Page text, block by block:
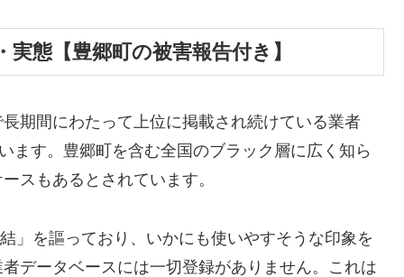
態【豊郷町の被害報告付き】
期間にわたって上位に掲載され続けている業者
ます。豊郷町を含む全国のブラック層に広く知ら
スもあるとされています。
」を謳っており、いかにも使いやすそうな印象を
データベースには一切登録がありません。これは